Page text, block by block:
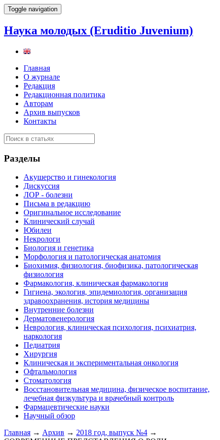
Toggle navigation
Наука молодых (Eruditio Juvenium)
Главная
О журнале
Редакция
Редакционная политика
Авторам
Архив выпусков
Контакты
Разделы
Акушерство и гинекология
Дискуссия
ЛОР - болезни
Письма в редакцию
Оригинальное исследование
Клинический случай
Юбилеи
Некрологи
Биология и генетика
Морфология и патологическая анатомия
Биохимия, физиология, биофизика, патологическая
физиология
Фармакология, клиническая фармакология
Гигиена, экология, эпидемиология, организация
здравоохранения, история медицины
Внутренние болезни
Дерматовенерология
Неврология, клиническая психология, психиатрия,
наркология
Педиатрия
Хирургия
Клиническая и экспериментальная онкология
Офтальмология
Стоматология
Восстановительная медицина, физическое воспитание,
лечебная физкультура и врачебный контроль
Фармацевтические науки
Научный обзор
Главная → Архив → 2018 год, выпуск №4 →